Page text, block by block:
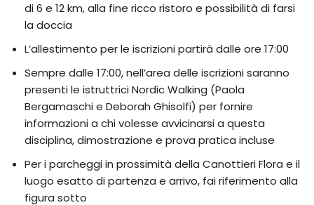
di 6 e 12 km, alla fine ricco ristoro e possibilità di farsi
la doccia
L’allestimento per le iscrizioni partirà dalle ore 17:00
Sempre dalle 17:00, nell’area delle iscrizioni saranno
presenti le istruttrici Nordic Walking (Paola
Bergamaschi e Deborah Ghisolfi) per fornire
informazioni a chi volesse avvicinarsi a questa
disciplina, dimostrazione e prova pratica incluse
Per i parcheggi in prossimità della Canottieri Flora e il
luogo esatto di partenza e arrivo, fai riferimento alla
figura sotto